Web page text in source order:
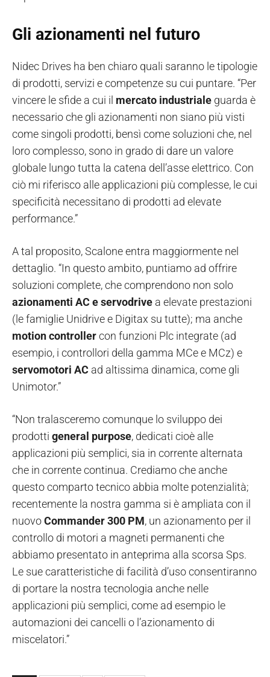
Gli azionamenti nel futuro
Nidec Drives ha ben chiaro quali saranno le tipologie
di prodotti, servizi e competenze su cui puntare. “Per
vincere le sfide a cui il mercato industriale guarda è
necessario che gli azionamenti non siano più visti
come singoli prodotti, bensì come soluzioni che, nel
loro complesso, sono in grado di dare un valore
globale lungo tutta la catena dell’asse elettrico. Con
ciò mi riferisco alle applicazioni più complesse, le cui
specificità necessitano di prodotti ad elevate
performance.”
A tal proposito, Scalone entra maggiormente nel
dettaglio. “In questo ambito, puntiamo ad offrire
soluzioni complete, che comprendono non solo
azionamenti AC e servodrive a elevate prestazioni
(le famiglie Unidrive e Digitax su tutte); ma anche
motion controllercon funzioni Plc integrate (ad
esempio, i controllori della gamma MCe e MCz) e
servomotori AC ad altissima dinamica, come gli
Unimotor.”
“Non tralasceremo comunque lo sviluppo dei
prodotti general purpose, dedicati cioè alle
applicazioni più semplici, sia in corrente alternata
che in corrente continua. Crediamo che anche
questo comparto tecnico abbia molte potenzialità;
recentemente la nostra gamma si è ampliata con il
nuovoCommander 300 PM, un azionamento per il
controllo di motori a magneti permanenti che
abbiamo presentato in anteprima alla scorsa Sps.
Le sue caratteristiche di facilità d’uso consentiranno
di portare la nostra tecnologia anche nelle
applicazioni più semplici, come ad esempio le
automazioni dei cancelli o l’azionamento di
miscelatori.”